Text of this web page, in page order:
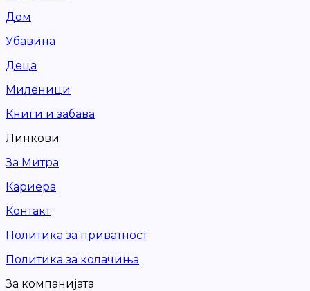
Дом
Убавина
Деца
Миленици
Книги и забава
Линкови
За Митра
Кариера
Контакт
Политика за приватност
Политика за колачиња
За компанијата